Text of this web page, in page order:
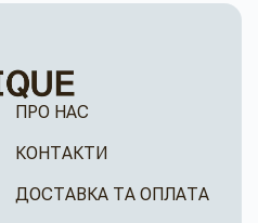
ПРО НАС
КОНТАКТИ
ДОСТАВКА ТА ОПЛАТА